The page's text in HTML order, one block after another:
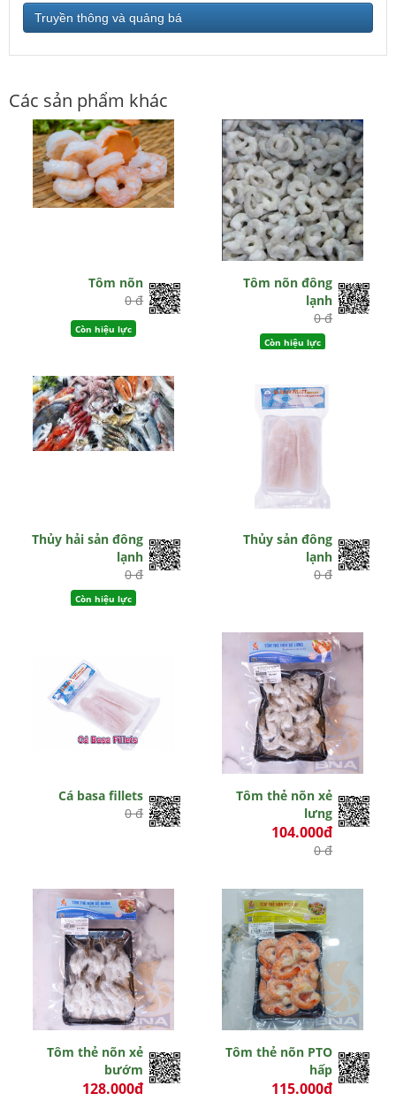
Truyền thông và quảng bá
Các sản phẩm khác
Tôm nõn
0 đ
Còn hiệu lực
Tôm nõn đông
lạnh
0 đ
Còn hiệu lực
Thủy hải sản đông
lạnh
0 đ
Còn hiệu lực
Thủy sản đông
lạnh
0 đ
Cá basa fillets
0 đ
Tôm thẻ nõn xẻ
lưng
104.000đ
0 đ
Tôm thẻ nõn xẻ
bướm
128.000đ
Tôm thẻ nõn PTO
hấp
115.000đ